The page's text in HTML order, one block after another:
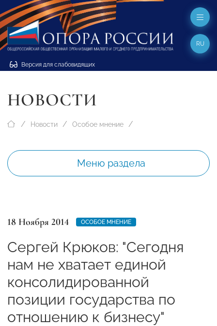
Версия для слабовидящих
RU
НОВОСТИ
Новости Особое мнение
Меню раздела
18 Ноября 2014 ОСОБОЕ МНЕНИЕ
Сергей Крюков: "Сегодня
нам не хватает единой
консолидированной
позиции государства по
отношению к бизнесу"